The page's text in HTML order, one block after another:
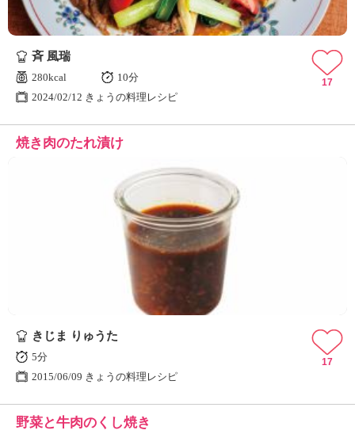
斉 風瑞
280kcal
10分
2024/02/12 きょうの料理レシピ
17
焼き肉のたれ漬け
きじま りゅうた
5分
2015/06/09 きょうの料理レシピ
17
野菜と牛肉のくし焼き